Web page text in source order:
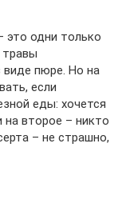
это одни только
виде пюре. Но на
если
еды: хочется
на второе – никто
– не страшно,